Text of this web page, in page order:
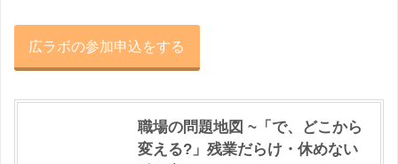
広ラボの参加申込をする
職場の問題地図 ~「で、どこから
変える?」残業だらけ・休めない